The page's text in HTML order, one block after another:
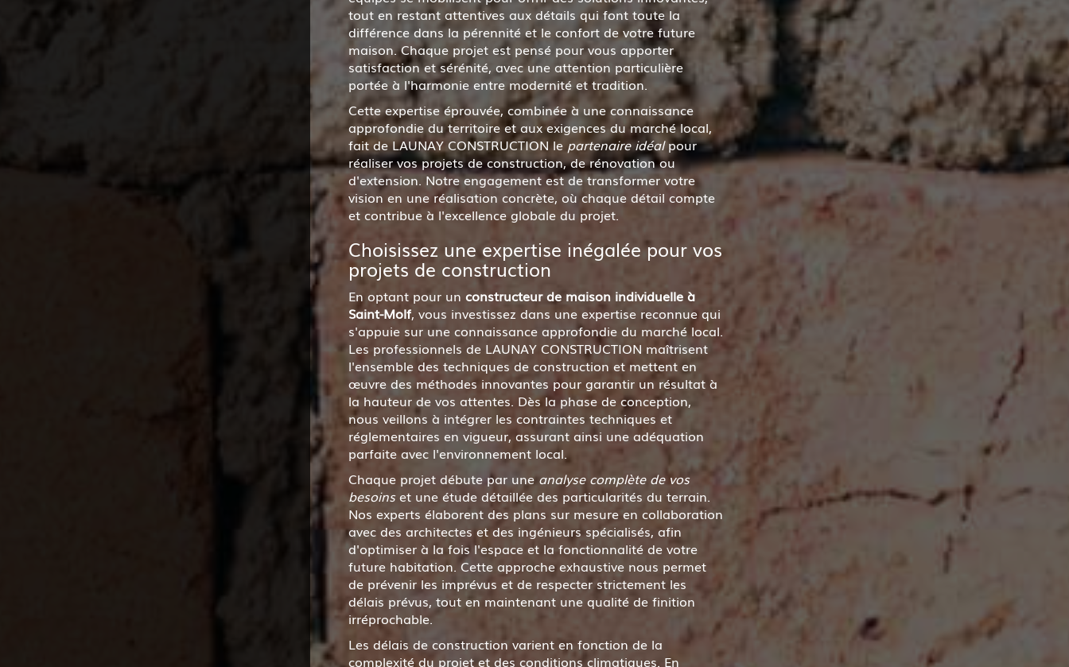
tout en restant attentives aux détails qui font toute la
différence dans la pérennité et le confort de votre future
maison. Chaque projet est pensé pour vous apporter
satisfaction et sérénité, avec une attention particulière
portée à l'harmonie entre modernité et tradition.
Cette expertise éprouvée, combinée à une connaissance
approfondie du territoire et aux exigences du marché local,
fait de LAUNAY CONSTRUCTION le partenaire idéalpour
réaliser vos projets de construction, de rénovation ou
d'extension. Notre engagement est de transformer votre
vision en une réalisation concrète, où chaque détail compte
et contribue à l'excellence globale du projet.
Choisissez une expertise inégalée pour vos
projets de construction
En optant pour un constructeur de maison individuelle à
Saint-Molf, vous investissez dans une expertise reconnue qui
s'appuie sur une connaissance approfondie du marché local.
Les professionnels de LAUNAY CONSTRUCTION maîtrisent
l'ensemble des techniques de construction et mettent en
œuvre des méthodes innovantes pour garantir un résultat à
la hauteur de vos attentes. Dès la phase de conception,
nous veillons à intégrer les contraintes techniques et
réglementaires en vigueur, assurant ainsi une adéquation
parfaite avec l'environnement local.
Chaque projet débute par uneanalyse complète de vos
besoinset une étude détaillée des particularités du terrain.
Nos experts élaborent des plans sur mesure en collaboration
avec des architectes et des ingénieurs spécialisés, afin
d'optimiser à la fois l'espace et la fonctionnalité de votre
future habitation. Cette approche exhaustive nous permet
de prévenir les imprévus et de respecter strictement les
délais prévus, tout en maintenant une qualité de finition
irréprochable.
Les délais de construction varient en fonction de la
complexité du projet et des conditions climatiques. En